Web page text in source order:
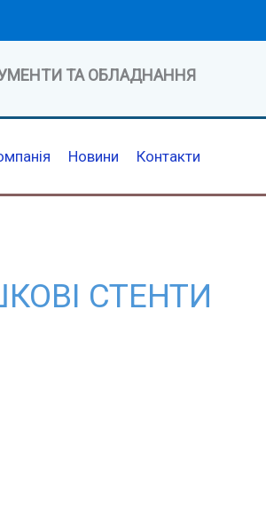
ТА ОБЛАДНАННЯ
Новини Контакти
СТЕНТИ